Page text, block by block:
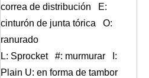
correa de distribución E:
cinturón de junta tórica O:
ranurado
L: Sprocket #: murmurar I:
Plain U: en forma de tambor